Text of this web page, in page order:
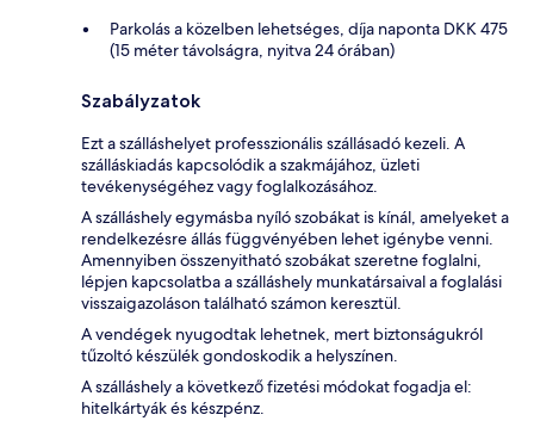
Parkolás a közelben lehetséges, díja naponta DKK 475
(15 méter távolságra, nyitva 24 órában)
Szabályzatok
Ezt a szálláshelyet professzionális szállásadó kezeli. A
szálláskiadás kapcsolódik a szakmájához, üzleti
tevékenységéhez vagy foglalkozásához.
A szálláshely egymásba nyíló szobákat is kínál, amelyeket a
rendelkezésre állás függvényében lehet igénybe venni.
Amennyiben összenyitható szobákat szeretne foglalni,
lépjen kapcsolatba a szálláshely munkatársaival a foglalási
visszaigazoláson található számon keresztül.
A vendégek nyugodtak lehetnek, mert biztonságukról
tűzoltó készülék gondoskodik a helyszínen.
A szálláshely a következő fizetési módokat fogadja el:
hitelkártyák és készpénz.